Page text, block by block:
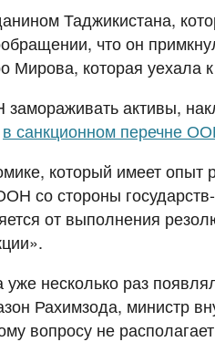
Таджикистана,
что он
которая уехала
активы,
в санкционном перечне
который имеет
со стороны
от выполнения
несколько раз
Рахимзода, министр
вопросу не